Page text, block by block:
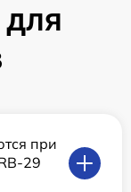
при
29